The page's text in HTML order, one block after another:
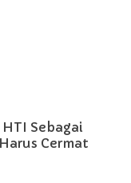
Sebagai
Cermat